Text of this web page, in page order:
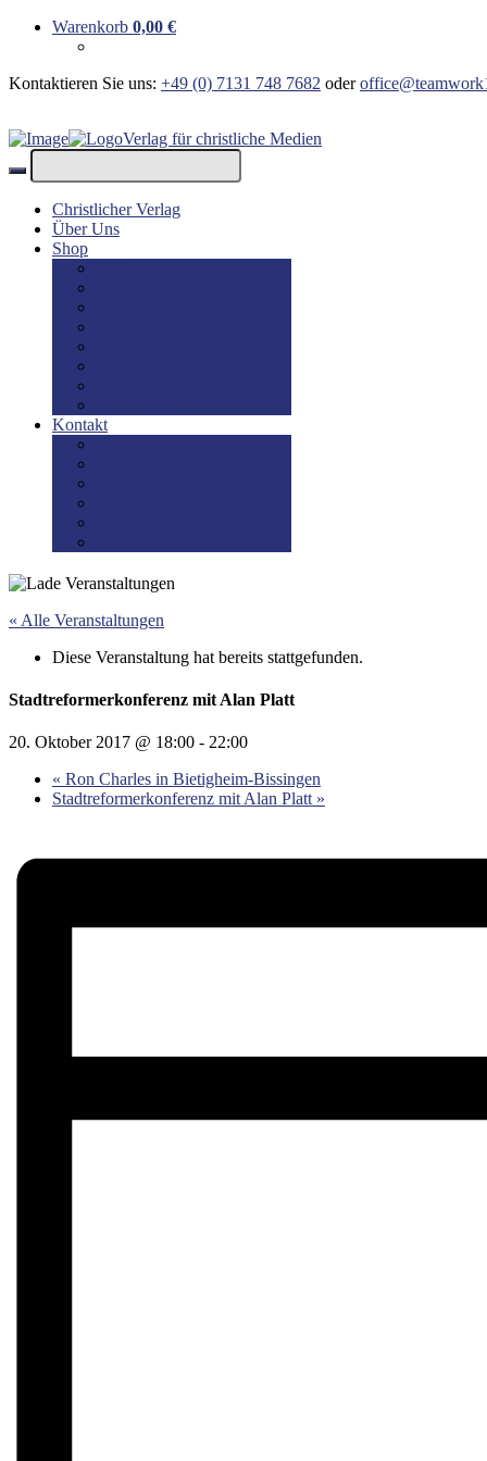
Warenkorb 0,00 €
Kontaktieren Sie uns: +49 (0) 7131 748 7682 oder
Verlag für christliche Medien
Christlicher Verlag
Über Uns
Shop
Kontakt
« Alle Veranstaltungen
Diese Veranstaltung hat bereits stattgefunden.
Stadtreformerkonferenz mit Alan Platt
20. Oktober 2017 @ 18:00 - 22:00
« Ron Charles in Bietigheim-Bissingen
Stadtreformerkonferenz mit Alan Platt »